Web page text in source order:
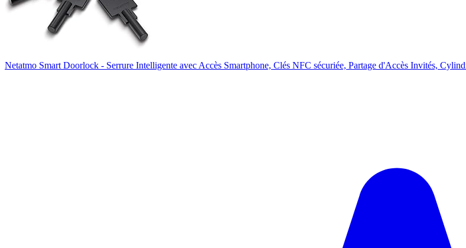
Netatmo Smart Doorlock - Serrure Intelligente avec Accès Smartphone, Clés NFC sécuriée, Partage d'Accès Invités,